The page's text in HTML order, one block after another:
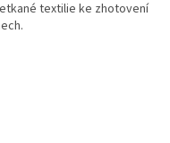
textilie ke zhotovení